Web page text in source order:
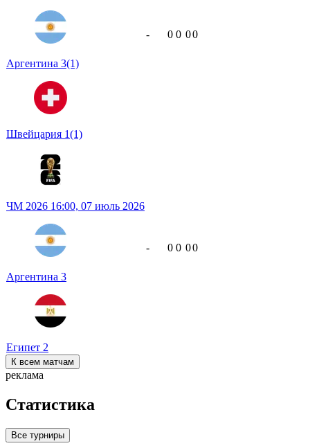
Аргентина 3(1)
Швейцария 1(1)
- 0 0 00
ЧМ 2026 16:00, 07 июль 2026
Аргентина 3
Египет 2
- 0 0 00
К всем матчам
реклама
Статистика
Все турниры